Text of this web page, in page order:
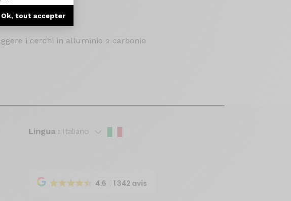
Ok, tout accepter
i cerchi in alluminio o carbonio
Lingua : Italiano
4.6 1 342 avis